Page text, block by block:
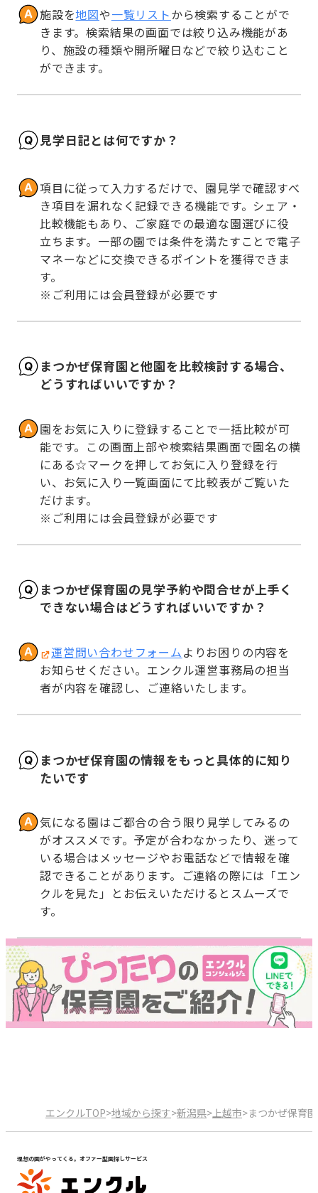
施設を地図や一覧リストから検索することがで
きます。検索結果の画面では絞り込み機能があ
り、施設の種類や開所曜日などで絞り込むこと
ができます。
見学日記とは何ですか？
項目に従って入力するだけで、園見学で確認すべ
き項目を漏れなく記録できる機能です。シェア・
比較機能もあり、ご家庭での最適な園選びに役
立ちます。一部の園では条件を満たすことで電子
マネーなどに交換できるポイントを獲得できま
す。
※ご利用には会員登録が必要です
まつかぜ保育園と他園を比較検討する場合、
どうすればいいですか？
園をお気に入りに登録することで一括比較が可
能です。この画面上部や検索結果画面で園名の横
にある☆マークを押してお気に入り登録を行
い、お気に入り一覧画面にて比較表がご覧いた
だけます。
※ご利用には会員登録が必要です
まつかぜ保育園の見学予約や問合せが上手く
できない場合はどうすればいいですか？
運営問い合わせフォームよりお困りの内容を
お知らせください。エンクル運営事務局の担当
者が内容を確認し、ご連絡いたします。
まつかぜ保育園の情報をもっと具体的に知り
たいです
気になる園はご都合の合う限り見学してみるの
がオススメです。予定が合わなかったり、迷って
いる場合はメッセージやお電話などで情報を確
認できることがあります。ご連絡の際には「エン
クルを見た」とお伝えいただけるとスムーズで
す。
エンクルTOP>地域から探す>新潟県>上越市>まつかぜ保育園
理想の園がやってくる。オファー型園探しサービス